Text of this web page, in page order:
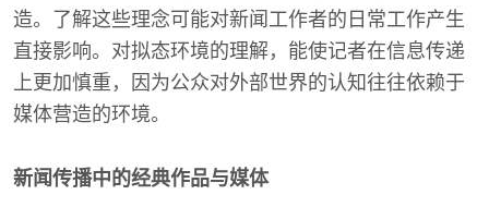
造。了解这些理念可能对新闻工作者的日常工作产生
直接影响。对拟态环境的理解，能使记者在信息传递
上更加慎重，因为公众对外部世界的认知往往依赖于
媒体营造的环境。
新闻传播中的经典作品与媒体